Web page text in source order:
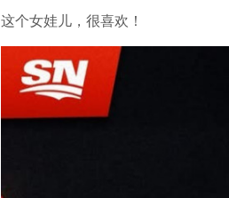
这个女娃儿，很喜欢！